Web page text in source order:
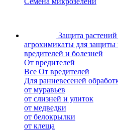
Защита растений
агрохимикаты для защиты
вредителей и болезней
От вредителей
Все От вредителей
Для ранневесеней
от муравьев
от слизней и улиток
от медведки
от белокрылки
от клеща